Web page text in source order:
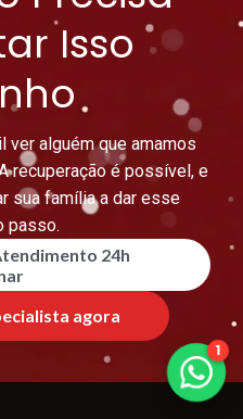
Isso
ver alguém que amamos
recuperação é possível, e
sua família a dar esse
passo.
24h
agora
1